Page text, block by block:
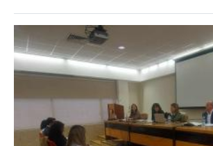
Imagem